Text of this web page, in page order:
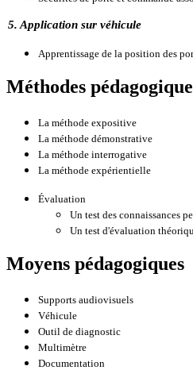
5. Application sur véhicule
Apprentissage de la position des
Méthodes
La méthode expositive
La méthode démonstrative
La méthode interrogative
La méthode expérientielle
Évaluation
Un test des connaissances
Un test d'évaluation
Moyens pédagogiques
Supports audiovisuels
Véhicule
Outil de diagnostic
Multimètre
Documentation